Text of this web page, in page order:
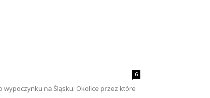
6
wypoczynku na Śląsku. Okolice przez które